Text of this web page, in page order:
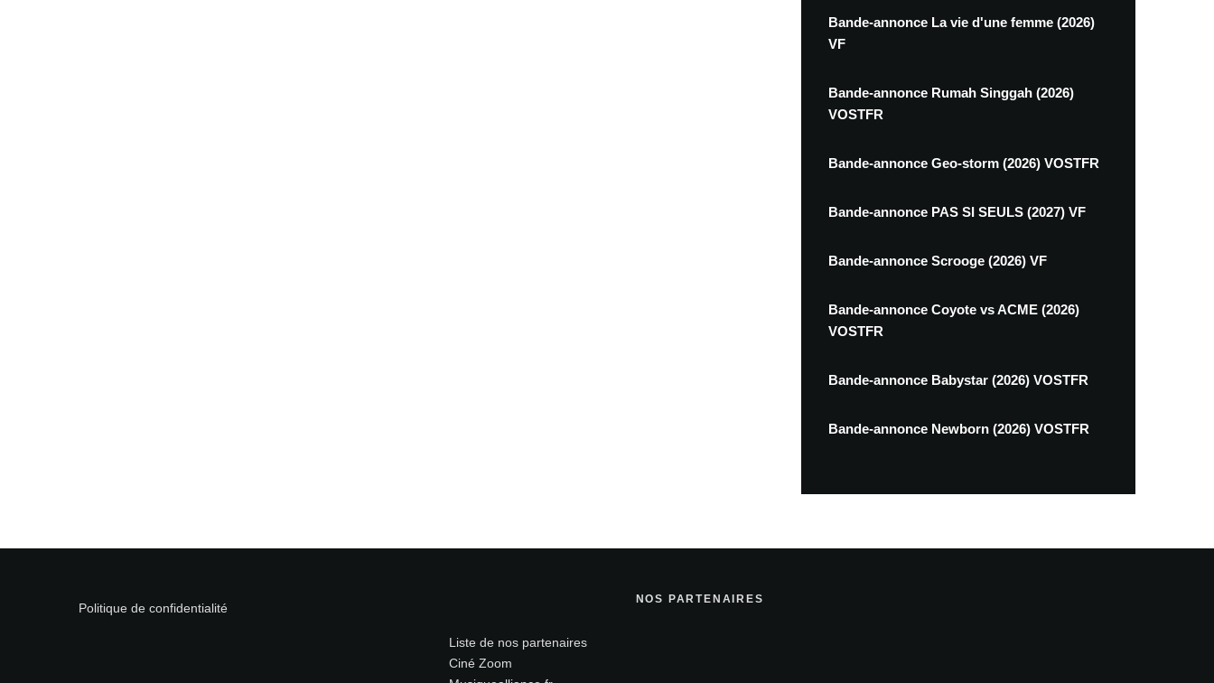
Bande-annonce La vie d'une femme (2026)
VF
Bande-annonce Rumah Singgah (2026)
VOSTFR
Bande-annonce Geo-storm (2026) VOSTFR
Bande-annonce PAS SI SEULS (2027) VF
Bande-annonce Scrooge (2026) VF
Bande-annonce Coyote vs ACME (2026)
VOSTFR
Bande-annonce Babystar (2026) VOSTFR
Bande-annonce Newborn (2026) VOSTFR
Politique de confidentialité
NOS PARTENAIRES
Liste de nos partenaires
Ciné Zoom